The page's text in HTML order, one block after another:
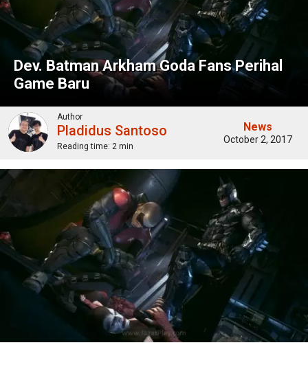
Dev. Batman Arkham Goda Fans Perihal
Game Baru
Author
Pladidus Santoso
Reading time: 2 min
News
October 2, 2017